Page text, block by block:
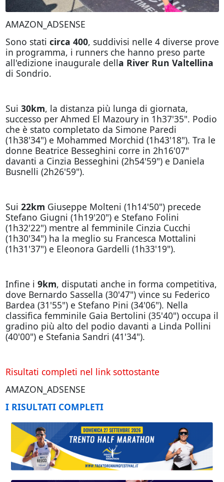
AMAZON_ADSENSE
Sono stati circa 400, suddivisi nelle 4 diverse prove
in programma, i runners che hanno preso parte
all'edizione inaugurale della River Run Valtellina
di Sondrio.
Sui 30km, la distanza più lunga di giornata,
successo per Ahmed El Mazoury in 1h37'35". Podio
che è stato completato da Simone Paredi
(1h38'34") e Mohammed Morchid (1h43'18"). Tra le
donne Beatrice Besseghini corre in 2h16'07"
davanti a Cinzia Besseghini (2h54'59") e Daniela
Busnelli (2h26'59").
Sui 22km Giuseppe Molteni (1h14'50") precede
Stefano Giugni (1h19'20") e Stefano Folini
(1h32'22") mentre al femminile Cinzia Cucchi
(1h30'34") ha la meglio su Francesca Mottalini
(1h31'37") e Eleonora Gardelli (1h33'19").
Infine i 9km, disputati anche in forma competitiva,
dove Bernardo Sassella (30'47") vince su Federico
Bardea (31'55") e Stefano Pini (34'06"). Nella
classifica femminile Gaia Bertolini (35'40") occupa il
gradino più alto del podio davanti a Linda Pollini
(40'00") e Stefania Sandri (41'34").
Risultati completi nel link sottostante
AMAZON_ADSENSE
I RISULTATI COMPLETI